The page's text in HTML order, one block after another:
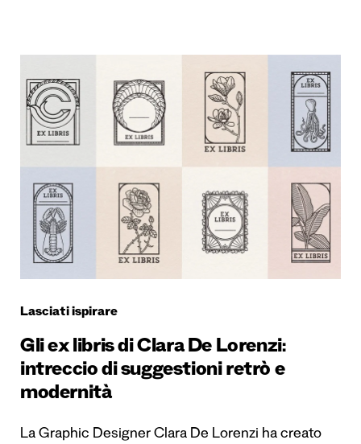
Lasciati ispirare
Gli ex libris di Clara De Lorenzi:
intreccio di suggestioni retrò e
modernità
La Graphic Designer Clara De Lorenzi ha creato